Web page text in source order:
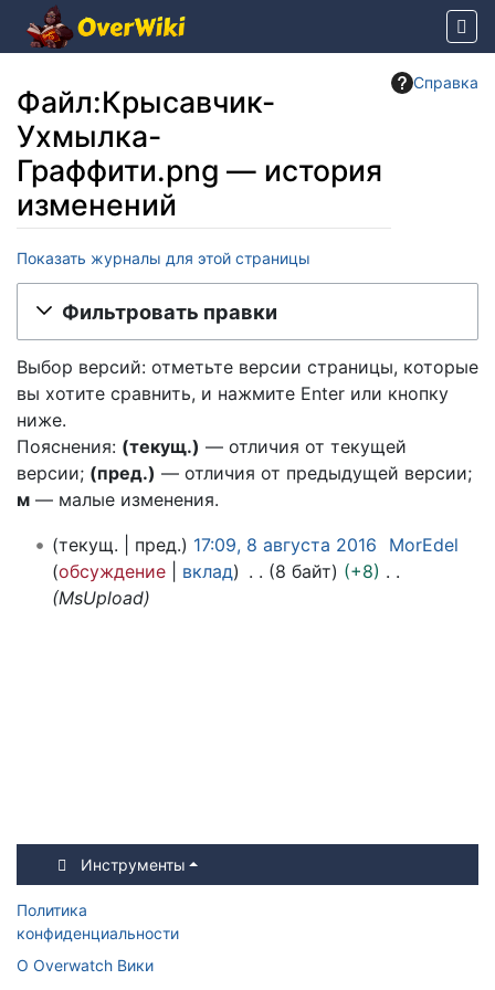
Справка
Файл:Крысавчик-
Ухмылка-
Граффити.png — история
изменений
Показать журналы для этой страницы
Перейти к:навигация,поиск
Фильтровать правки
Выбор версий: отметьте версии страницы, которые
вы хотите сравнить, и нажмите Enter или кнопку
ниже.
Пояснения: (текущ.) — отличия от текущей
версии; (пред.) — отличия от предыдущей версии;
м — малые изменения.
текущ. пред. 17:09, 8 августа 2016
MorEdel
обсуждение
вклад 8 байт
+8
MsUpload
Инструменты
Политика
конфиденциальности
О Overwatch Вики